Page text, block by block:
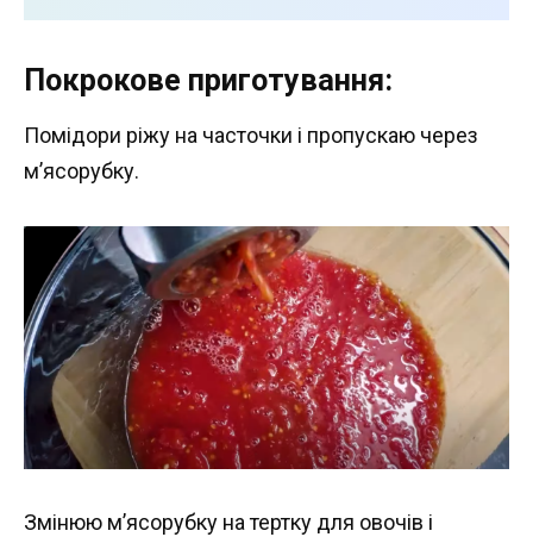
Покрокове приготування:
Помідори ріжу на часточки і пропускаю через
м’ясорубку.
Змінюю м’ясорубку на тертку для овочів і